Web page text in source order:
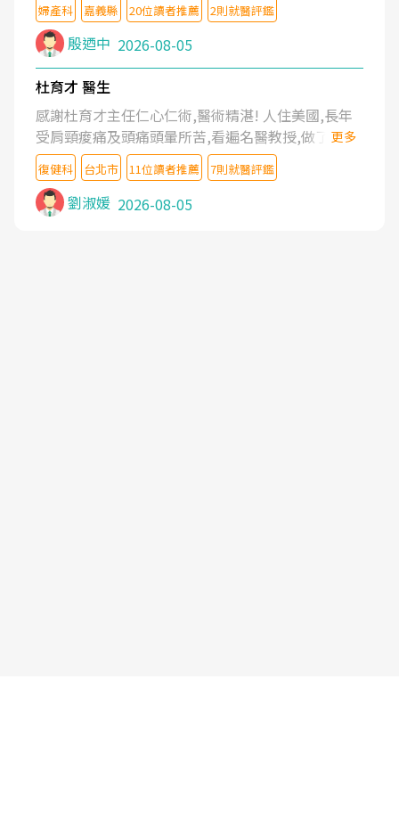
婦產科 嘉義縣 20位讀者推薦 2則就醫評鑑
殷迺中 2026-08-05
杜育才 醫生
感謝杜育才主任仁心仁術,醫術精湛! 人住美國,長年
受肩頸痠痛及頭痛頭暈所苦,看遍名醫教授,做了各種
檢查,也嘗試過西醫打針,中醫針灸及物理徒手治療都
沒有用,後來連吃到嗎啡類止痛藥都效果有限,只是壓
症狀,沒多久就痛起來,多年失眠嚴重影響生活品質.
台灣親友介紹忠孝醫院杜育才主任是頸頭症候群專
更多
復健科 台北市 11位讀者推薦 7則就醫評鑑
劉淑媛 2026-08-05